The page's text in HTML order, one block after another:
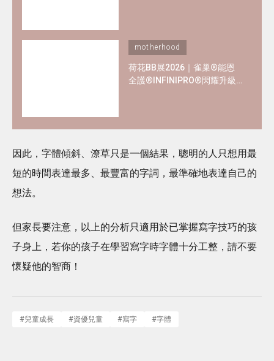
motherhood
荷花BB展2026｜雀巢®能恩
全護®INFINIPRO®閃耀升級
因此，字體傾斜、潦草只是一個結果，聰明的人只想用最
短的時間表達最多、最豐富的字詞，最準確地表達自己的
想法。
但家長要注意，以上的分析只適用於已掌握寫字技巧的孩
子身上，若你的孩子在學習寫字時字體十分工整，請不要
懷疑他的智商！
#兒童成長 #資優兒童 #寫字 #字體